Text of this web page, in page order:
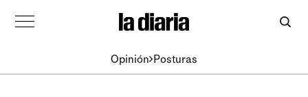
Opinión Posturas